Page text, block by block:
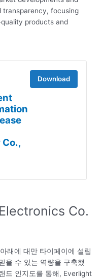
transparency, focusing
products and
Download
Co.
래에 대만 타이페이에 설립
을 수 있는 역량을 구축했
드 인지도를 통해, Everlight